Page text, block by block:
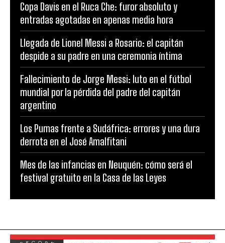
Copa Davis en el Ruca Che: furor absoluto y
entradas agotadas en apenas media hora
Llegada de Lionel Messi a Rosario: el capitán
despide a su padre en una ceremonia íntima
Fallecimiento de Jorge Messi: luto en el fútbol
mundial por la pérdida del padre del capitán
argentino
Los Pumas frente a Sudáfrica: errores y una dura
derrota en el José Amalfitani
Mes de las infancias en Neuquén: cómo será el
festival gratuito en la Casa de las Leyes